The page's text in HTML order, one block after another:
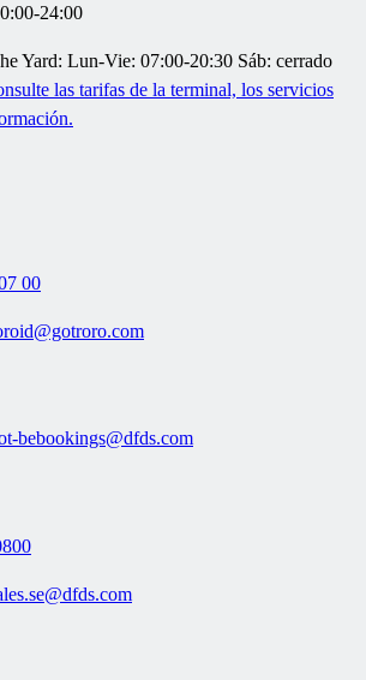
24:00
Yard: Lun-Vie: 07:00-20:30 Sáb: cerrado
las tarifas de la terminal, los servicios
00
bebookings@dfds.com